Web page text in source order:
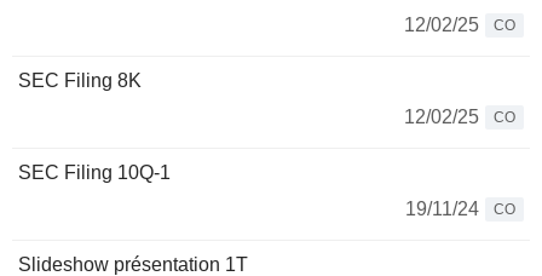
12/02/25
CO
SEC Filing 8K
12/02/25
CO
SEC Filing 10Q-1
19/11/24
CO
Slideshow présentation 1T